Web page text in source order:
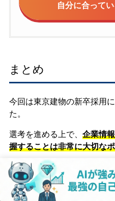
自分に合って
まとめ
今回は東京建物の新卒採用
た。
選考を進める上で、 企業情
握することは非常に大切な
内定を得るためには、
企業
かをしっかりと理解し、そ
していく必要があります。